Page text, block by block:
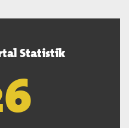
Statistik